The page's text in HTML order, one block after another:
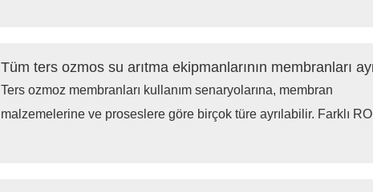
Ters ozmoz membranları kullanım senaryolarına, membran
malzemelerine ve proseslere göre birçok türe ayrılabilir. Farklı RO